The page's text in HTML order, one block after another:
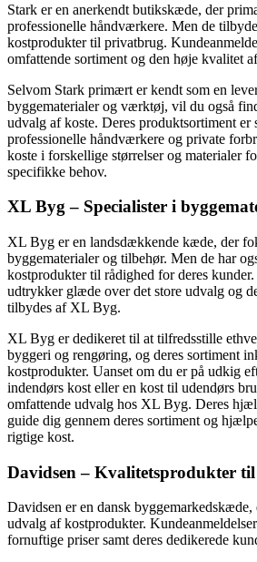
Stark er en anerkendt butikskæde, der
professionelle håndværkere. Men de
kostprodukter til privatbrug.
omfattende sortiment og den høje kvalitet
Selvom Stark primært er kendt som en
byggematerialer og værktøj, vil du også
udvalg af koste. Deres produktsortiment er
professionelle håndværkere og private
koste i forskellige størrelser og materialer
specifikke behov.
XL Byg – Specialister i
XL Byg er en landsdækkende kæde, der
byggematerialer og tilbehør. Men de har
kostprodukter til rådighed for deres
udtrykker glæde over det store udvalg og
tilbydes af XL Byg.
XL Byg er dedikeret til at tilfredsstille
byggeri og rengøring, og deres sortiment
kostprodukter. Uanset om du er på udkig
indendørs kost eller en kost til udendørs
omfattende udvalg hos XL Byg. Deres
guide dig gennem deres sortiment og
rigtige kost.
Davidsen – Kvalitetsprodukter
Davidsen er en dansk
udvalg af kostprodukter.
fornuftige priser samt deres dedikerede